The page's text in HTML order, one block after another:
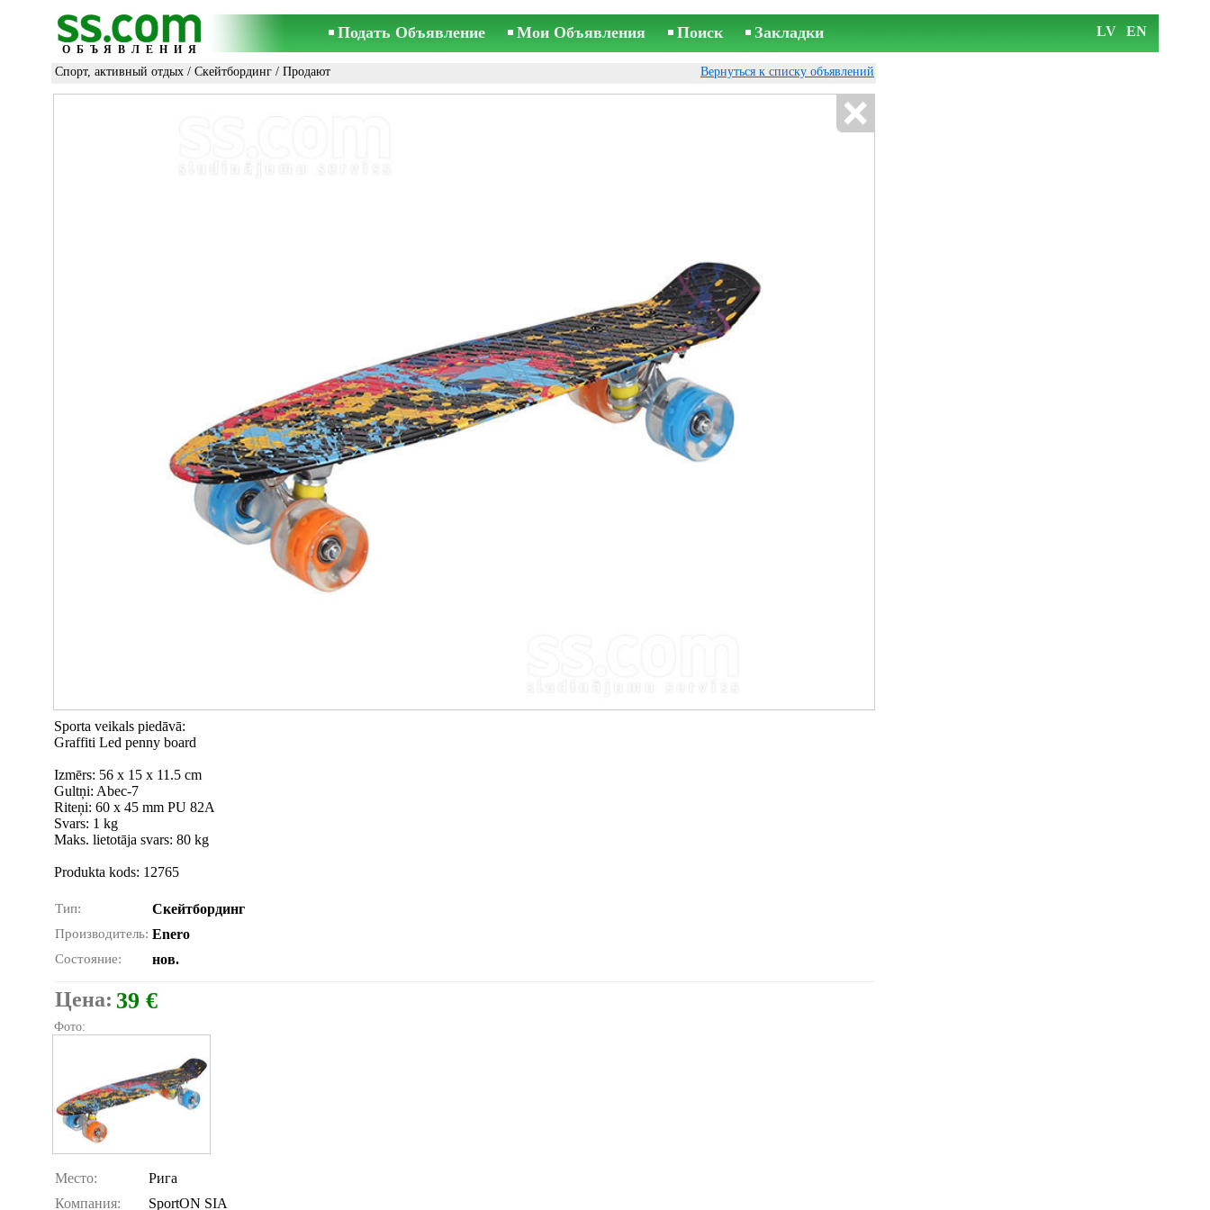
ОБЪЯВЛЕНИЯ
Подать Объявление Мои Объявления Поиск Закладки LV EN
Спорт, активный отдых / Скейтбординг / Продают Вернуться к списку объявлений
Sporta veikals piedāvā:
Graffiti Led penny board
Izmērs: 56 x 15 x 11.5 cm
Gultņi: Abec-7
Riteņi: 60 x 45 mm PU 82A
Svars: 1 kg
Maks. lietotāja svars: 80 kg
Produkta kods: 12765
Тип: Скейтбординг
Производитель: Enero
Состояние: нов.
Цена: 39 €
Фото:
Место:
Рига
Компания:
SportON SIA